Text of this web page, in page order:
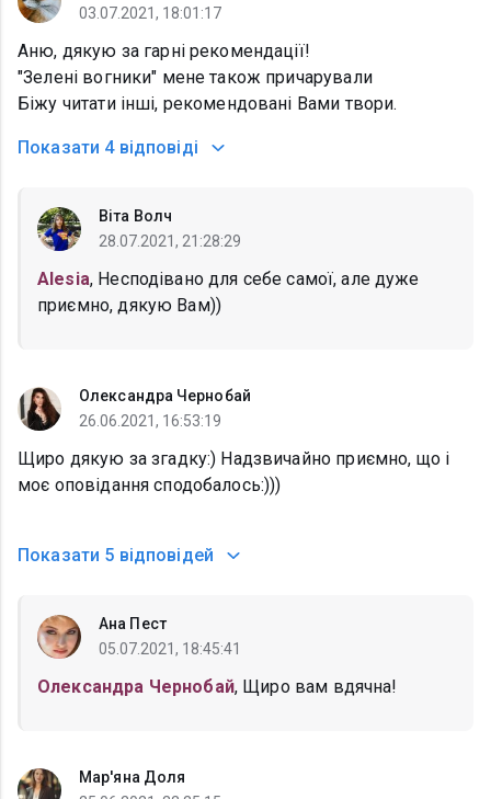
03.07.2021, 18:01:17
Аню, дякую за гарні рекомендації!
"Зелені вогники" мене також причарували
Біжу читати інші, рекомендовані Вами твори.
Показати 4 відповіді
Віта Волч
28.07.2021, 21:28:29
Alesia, Несподівано для себе самої, але дуже
приємно, дякую Вам))
Олександра Чернобай
26.06.2021, 16:53:19
Щиро дякую за згадку:) Надзвичайно приємно, що і
моє оповідання сподобалось:)))
Показати 5 відповідей
Ана Пест
05.07.2021, 18:45:41
Олександра Чернобай, Щиро вам вдячна!
Мар'яна Доля